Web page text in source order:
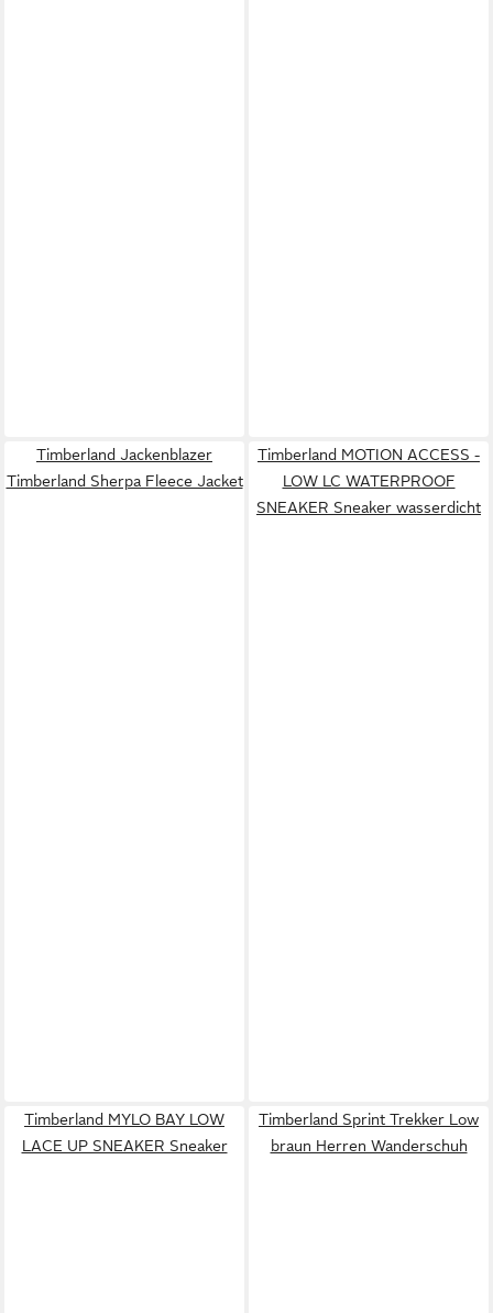
Timberland Jackenblazer
Timberland Sherpa Fleece Jacket
Timberland MOTION ACCESS -
LOW LC WATERPROOF
SNEAKER Sneaker wasserdicht
Timberland MYLO BAY LOW
LACE UP SNEAKER Sneaker
Timberland Sprint Trekker Low
braun Herren Wanderschuh